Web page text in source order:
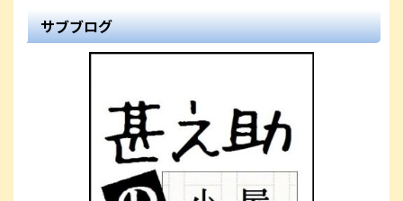
サブブログ